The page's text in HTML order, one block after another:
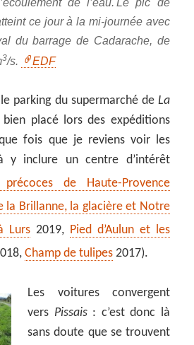
ce jour à la mi-journée avec
du barrage de Cadarache, de
3/s. EDF
parking du supermarché de La
placé lors des expéditions
fois que je reviens voir les
y inclure un centre d’intérêt
précoces de Haute-Provence
la Brillanne, la glacière et Notre
Lurs 2019, Pied d’Aulun et les
Champ de tulipes 2017).
Les voitures convergent
vers Pissais: c’est donc là
sans doute que se trouvent